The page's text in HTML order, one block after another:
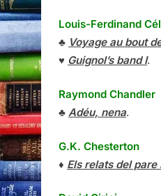
Louis-Ferdinand
♣ Voyage au bout
♥ Guignol’s band I.
Raymond Chandler
♣ Adéu, nena.
G.K. Chesterton
♦ Els relats del pare